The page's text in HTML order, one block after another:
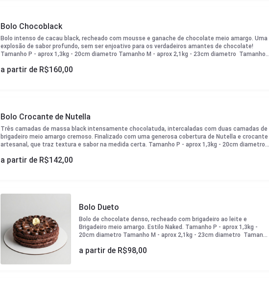
Bolo Chocoblack
Bolo intenso de cacau black, recheado com mousse e ganache de chocolate meio amargo. Uma
explosão de sabor profundo, sem ser enjoativo para os verdadeiros amantes de chocolate!
Tamanho P - aprox 1,3kg - 20cm diametro Tamanho M - aprox 2,1kg - 23cm diametro Tamanho
a partir de R$160,00
Bolo Crocante de Nutella
Três camadas de massa black intensamente chocolatuda, intercaladas com duas camadas de
brigadeiro meio amargo cremoso. Finalizado com uma generosa cobertura de Nutella e crocante
artesanal, que traz textura e sabor na medida certa. Tamanho P - aprox 1,3kg - 20cm diametro
a partir de R$142,00
Bolo Dueto
Bolo de chocolate denso, recheado com brigadeiro ao leite e
Brigadeiro meio amargo. Estilo Naked. Tamanho P - aprox 1,3kg -
20cm diametro Tamanho M - aprox 2,1kg - 23cm diametro Tamanho
a partir de R$98,00